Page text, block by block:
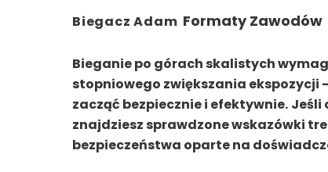
Biegacz Adam Formaty Zawodów
Bieganie po górach skalistych
stopniowego zwiększania
zacząć bezpiecznie i efektywnie. Jeśli
znajdziesz sprawdzone wskazówki
bezpieczeństwa oparte na